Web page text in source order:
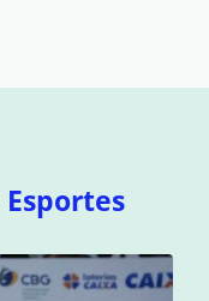
Esportes